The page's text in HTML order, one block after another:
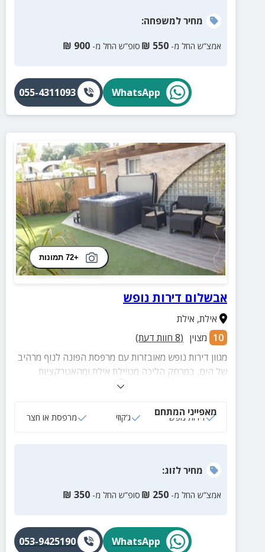
מחירלמשפחה:
אמצ”ש החל מ- 550
₪ סופ”ש החל מ- 900
₪
WhatsApp
055-4311093
+72 תמונות
אבשלום דירות נופש
אילת, אילת
10 מצוין (
8 חוות דעת)
מגוון דירות נופש מאובזרות עם מרפסת הפונה לנוף מרהיב
של הים, במרחק הליכה מטיילת אילת ומהאטרקציות
המהנות של העיר – חופשה רגועה ונעימה עם תצפית
מאפייני המתחם
דירות נופש ג‘קוזי מרפסת או חצר
מחירלזוג:
אמצ”ש החל מ- 250
₪ סופ”ש החל מ- 350
₪
WhatsApp
053-9425190